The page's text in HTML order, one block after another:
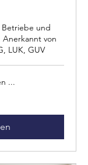
Betriebe und
Anerkannt von
LUK, GUV
...